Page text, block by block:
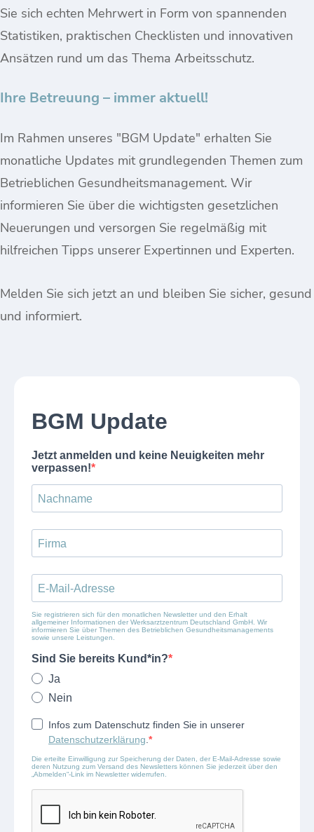
Sie sich echten Mehrwert in Form von spannenden
Statistiken, praktischen Checklisten und innovativen
Ansätzen rund um das Thema Arbeitsschutz.
Ihre Betreuung – immer aktuell!
Im Rahmen unseres "BGM Update" erhalten Sie
monatliche Updates mit grundlegenden Themen zum
Betrieblichen Gesundheitsmanagement. Wir
informieren Sie über die wichtigsten gesetzlichen
Neuerungen und versorgen Sie regelmäßig mit
hilfreichen Tipps unserer Expertinnen und Experten.
Melden Sie sich jetzt an und bleiben Sie sicher, gesund
und informiert.